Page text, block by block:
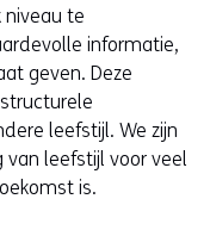
niveau te
informatie,
geven. Deze
leefstijl. We zijn
leefstijl voor veel
is.